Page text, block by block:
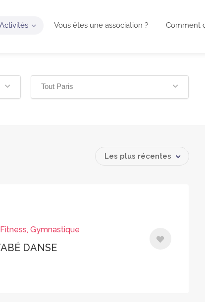
Activités Vous êtes une association ? Comment
Tout Paris
Les plus récentes
Gymnastique
DANSE